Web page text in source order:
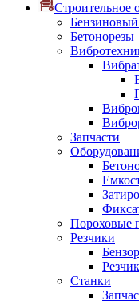
Строительное
Бетонорезы
Запчасти
Пороховые
Резчики
Станки